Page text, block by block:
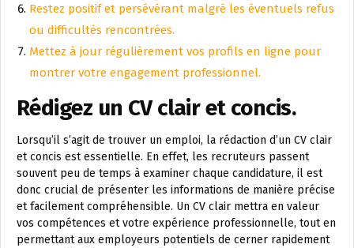
Restez positif et persévérant malgré les éventuels refus
ou difficultés rencontrées.
Mettez à jour régulièrement vos profils en ligne pour
montrer votre engagement professionnel.
Rédigez un CV clair et concis.
Lorsqu’il s’agit de trouver un emploi, la rédaction d’un CV clair
et concis est essentielle. En effet, les recruteurs passent
souvent peu de temps à examiner chaque candidature, il est
donc crucial de présenter les informations de manière précise
et facilement compréhensible. Un CV clair mettra en valeur
vos compétences et votre expérience professionnelle, tout en
permettant aux employeurs potentiels de cerner rapidement